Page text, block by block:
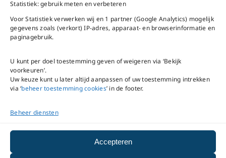
Statistiek: gebruik meten en verbeteren
Voor Statistiek verwerken wij en 1 partner (Google Analytics) mogelijk
gegevens zoals (verkort) IP-adres, apparaat- en browserinformatie en
paginagebruik.
U kunt per doel toestemming geven of weigeren via ‘Bekijk
voorkeuren’.
Uw keuze kunt u later altijd aanpassen of uw toestemming intrekken
via ‘beheer toestemming cookies’ in de footer.
Beheer diensten
Accepteren
VNC Statuten
Copyright ©2026VNC
privacyverklaring
cookiebeleid